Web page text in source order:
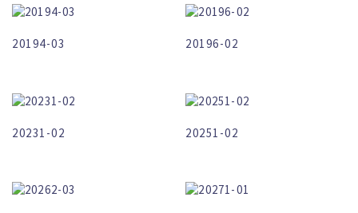
20194-03 20196-02
20231-02 20251-02